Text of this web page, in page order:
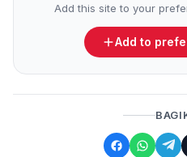
Add this site to your
Add to